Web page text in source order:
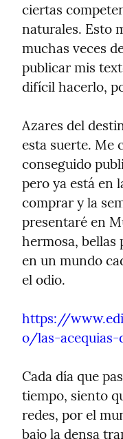
ciertas
naturales. Esto
muchas veces
publicar mis
difícil hacerlo,
Azares del
esta suerte. Me
conseguido
pero ya está en
comprar y la
presentaré en
hermosa, bellas
en un mundo
el odio.
https://
o/las-
Cada día que
tiempo, siento
redes, por el
bajo la densa